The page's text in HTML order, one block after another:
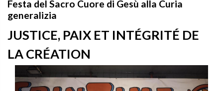
Festa del Sacro Cuore di Gesù alla Curia
generalizia
JUSTICE, PAIX ET INTÉGRITÉ DE
LA CRÉATION